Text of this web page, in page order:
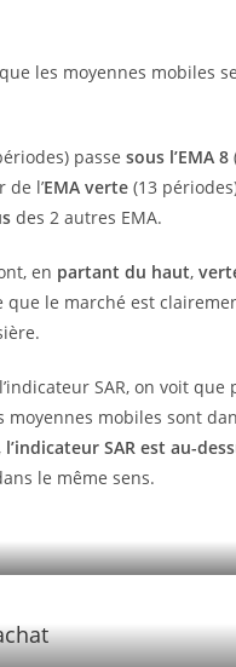
les moyennes mobiles se
passesous l’EMA 8
de l’EMA verte (13
des 2 autres EMA.
en partant du haut,
que le marché est
SAR, on voit que
moyennes mobiles sont
l’indicateur SAR est au-
le même sens.